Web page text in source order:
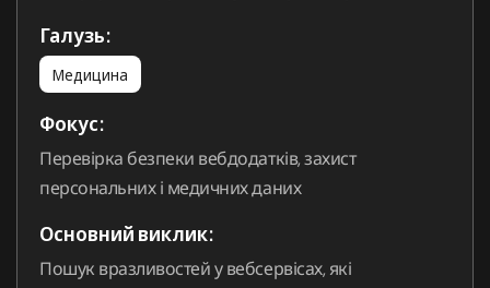
Рішення
Охорона здоров’я
Фінтех
Малий бізнес
Галузь:
Медицина
Фокус:
Перевірка безпеки вебдодатків, захист
персональних і медичних даних
Основний виклик:
Пошук вразливостей у вебсервісах, які